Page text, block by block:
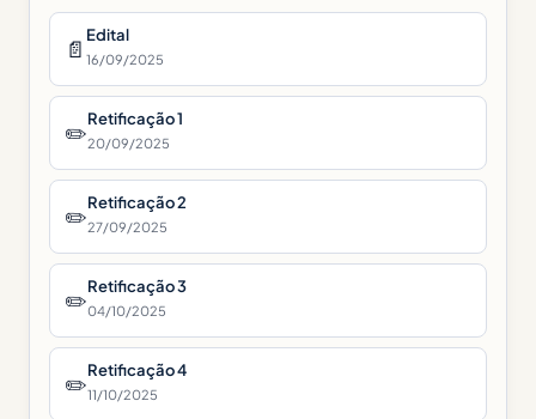
📄 Edital
16/09/2025
✏️Retificação 1
20/09/2025
✏️Retificação 2
27/09/2025
✏️Retificação 3
04/10/2025
✏️Retificação 4
11/10/2025